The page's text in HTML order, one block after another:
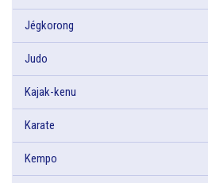
Jégkorong
Judo
Kajak-kenu
Karate
Kempo